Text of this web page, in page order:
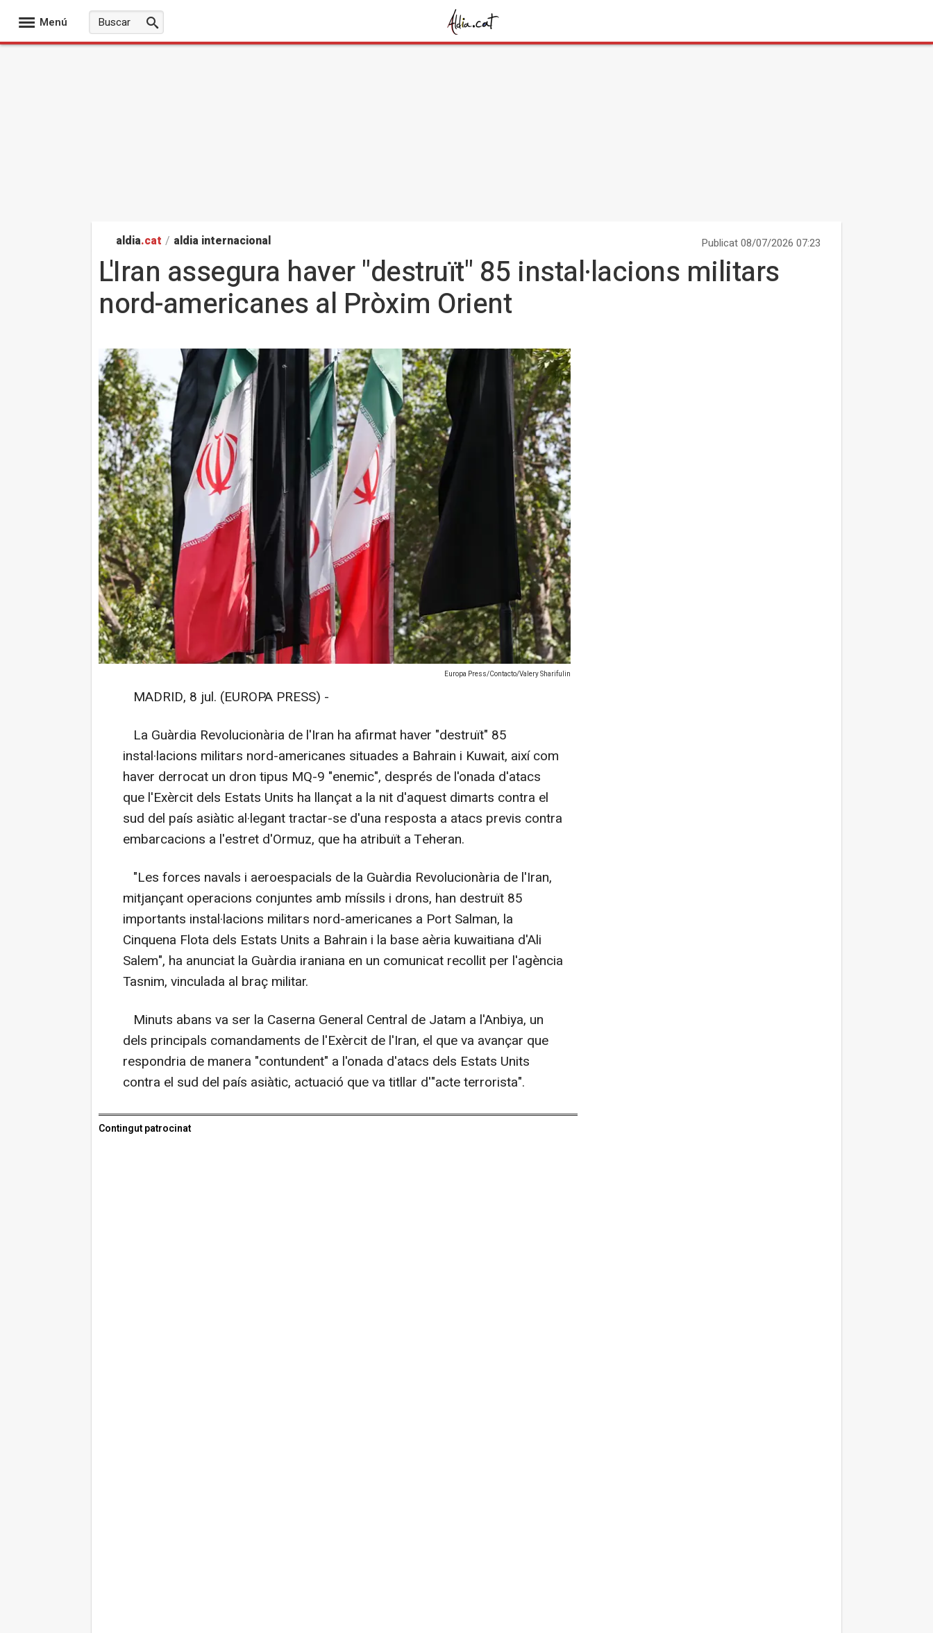
Menú
aldia.cat / aldia internacional Publicat 08/07/2026 07:23
L'Iran assegura haver "destruït" 85 instal·lacions militars
nord-americanes al Pròxim Orient
Europa Press/Contacto/Valery Sharifulin
MADRID, 8 jul. (EUROPA PRESS) -
La Guàrdia Revolucionària de l'Iran ha afirmat haver "destruït" 85
instal·lacions militars nord-americanes situades a Bahrain i Kuwait, així com
haver derrocat un dron tipus MQ-9 "enemic", després de l'onada d'atacs
que l'Exèrcit dels Estats Units ha llançat a la nit d'aquest dimarts contra el
sud del país asiàtic al·legant tractar-se d'una resposta a atacs previs contra
embarcacions a l'estret d'Ormuz, que ha atribuït a Teheran.
"Les forces navals i aeroespacials de la Guàrdia Revolucionària de l'Iran,
mitjançant operacions conjuntes amb míssils i drons, han destruït 85
importants instal·lacions militars nord-americanes a Port Salman, la
Cinquena Flota dels Estats Units a Bahrain i la base aèria kuwaitiana d'Ali
Salem", ha anunciat la Guàrdia iraniana en un comunicat recollit per l'agència
Tasnim, vinculada al braç militar.
Minuts abans va ser la Caserna General Central de Jatam a l'Anbiya, un
dels principals comandaments de l'Exèrcit de l'Iran, el que va avançar que
respondria de manera "contundent" a l'onada d'atacs dels Estats Units
contra el sud del país asiàtic, actuació que va titllar d'"acte terrorista".
Contingut patrocinat